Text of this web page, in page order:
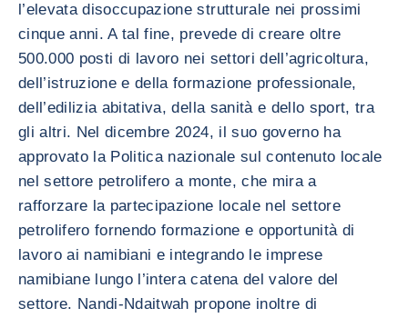
l’elevata disoccupazione strutturale nei prossimi
cinque anni. A tal fine, prevede di creare oltre
500.000 posti di lavoro nei settori dell’agricoltura,
dell’istruzione e della formazione professionale,
dell’edilizia abitativa, della sanità e dello sport, tra
gli altri. Nel dicembre 2024, il suo governo ha
approvato la Politica nazionale sul contenuto locale
nel settore petrolifero a monte, che mira a
rafforzare la partecipazione locale nel settore
petrolifero fornendo formazione e opportunità di
lavoro ai namibiani e integrando le imprese
namibiane lungo l’intera catena del valore del
settore. Nandi-Ndaitwah propone inoltre di